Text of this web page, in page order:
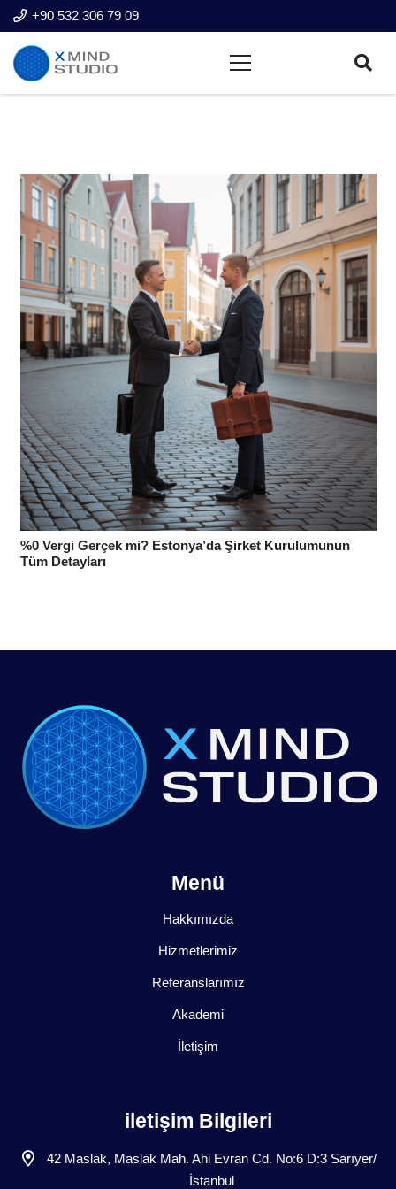
+90 532 306 79 09
%0 Vergi Gerçek mi? Estonya’da Şirket Kurulumunun
Tüm Detayları
Menü
Hakkımızda
Hizmetlerimiz
Referanslarımız
Akademi
İletişim
iletişim Bilgileri
42 Maslak, Maslak Mah. Ahi Evran Cd. No:6 D:3 Sarıyer/
İstanbul